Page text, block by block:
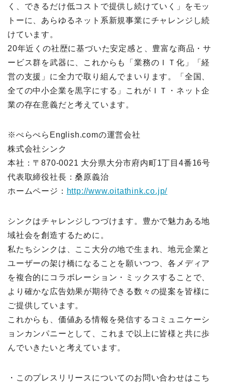
く、できるだけ低コストで提供し続けていく」をモッ
トーに、あらゆるネット系新規事業にチャレンジし続
けています。
20年近くの社歴に基づいた安定感と、豊富な商品・サ
ービス群を武器に、これからも「業務のＩＴ化」「経
営の支援」に全力で取り組んでまいります。「全国、
全ての中小企業を黒字にする」これがＩＴ・ネット企
業の存在意義だと考えています。
※ぺらぺらEnglish.comの運営会社
株式会社シンク
本社：〒870-0021 大分県大分市府内町1丁目4番16号
代表取締役社長：桑原義治
ホームページ： http://www.oitathink.co.jp/
シンクはチャレンジしつづけます。豊かで魅力ある地
域社会を創造するために。
私たちシンクは、ここ大分の地で生まれ、地元企業と
ユーザーの架け橋になることを願いつつ、各メディア
を複合的にコラボレーション・ミックスすることで、
より確かな広告効果が期待できる数々の提案を皆様に
ご提供しています。
これからも、価値ある情報を発信するコミュニケーシ
ョンカンパニーとして、これまで以上に皆様と共に歩
んでいきたいと考えています。
・このプレスリリースについてのお問い合わせはこち